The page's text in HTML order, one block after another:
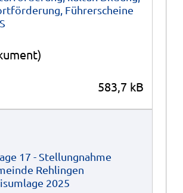
Führerscheine
583,7 kB
17 - Stellungnahme
Rehlingen
2025